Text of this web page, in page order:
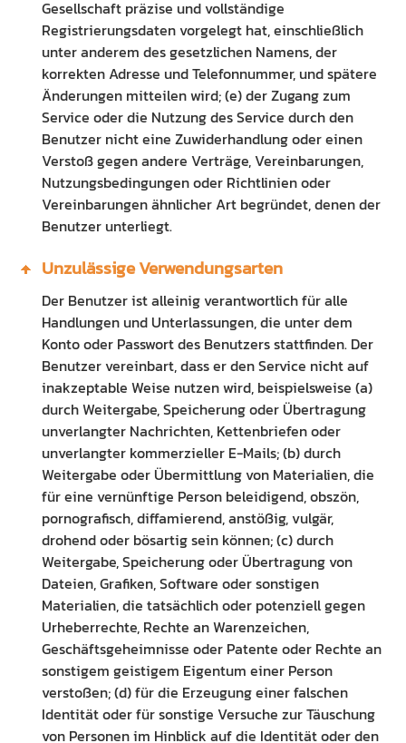
Gesellschaft präzise und vollständige
Registrierungsdaten vorgelegt hat, einschließlich
unter anderem des gesetzlichen Namens, der
korrekten Adresse und Telefonnummer, und spätere
Änderungen mitteilen wird; (e) der Zugang zum
Service oder die Nutzung des Service durch den
Benutzer nicht eine Zuwiderhandlung oder einen
Verstoß gegen andere Verträge, Vereinbarungen,
Nutzungsbedingungen oder Richtlinien oder
Vereinbarungen ähnlicher Art begründet, denen der
Benutzer unterliegt.
Unzulässige Verwendungsarten
Der Benutzer ist alleinig verantwortlich für alle
Handlungen und Unterlassungen, die unter dem
Konto oder Passwort des Benutzers stattfinden. Der
Benutzer vereinbart, dass er den Service nicht auf
inakzeptable Weise nutzen wird, beispielsweise (a)
durch Weitergabe, Speicherung oder Übertragung
unverlangter Nachrichten, Kettenbriefen oder
unverlangter kommerzieller E-Mails; (b) durch
Weitergabe oder Übermittlung von Materialien, die
für eine vernünftige Person beleidigend, obszön,
pornografisch, diffamierend, anstößig, vulgär,
drohend oder bösartig sein können; (c) durch
Weitergabe, Speicherung oder Übertragung von
Dateien, Grafiken, Software oder sonstigen
Materialien, die tatsächlich oder potenziell gegen
Urheberrechte, Rechte an Warenzeichen,
Geschäftsgeheimnisse oder Patente oder Rechte an
sonstigem geistigem Eigentum einer Person
verstoßen; (d) für die Erzeugung einer falschen
Identität oder für sonstige Versuche zur Täuschung
von Personen im Hinblick auf die Identität oder den